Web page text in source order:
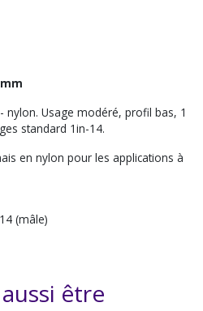
nylon. Usage modéré, profil bas, 1
standard 1in-14.
ais en nylon pour les applications à
(mâle)
être